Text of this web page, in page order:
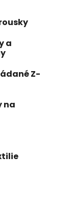
a
Z-
na